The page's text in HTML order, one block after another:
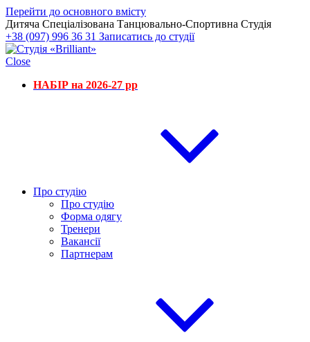
Перейти до основного вмісту
Дитяча Спеціалізована Танцювально-Спортивна Студія
+38 (097) 996 36 31 Записатись до студії
Close
НАБІР на 2026-27 рр
Про студію
Про студію
Форма одягу
Тренери
Вакансії
Партнерам